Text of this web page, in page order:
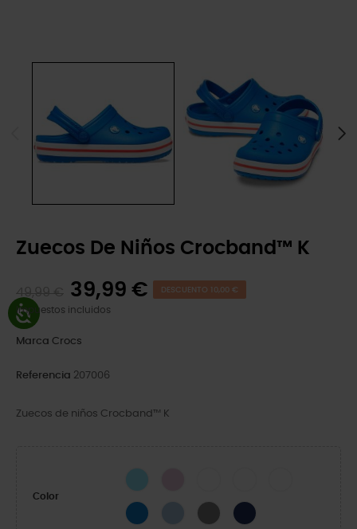
Zuecos De Niños Crocband™ K
39,99 € DESCUENTO 10,00 €
Impuestos incluidos
Marca Crocs
Referencia 207006
Zuecos de niños Crocband™ K
Color
Ice Blue/White
Blue Bolt/Turbo Teal
Blue Frost/Guava
Slate Grey/Navy
Navy/Red